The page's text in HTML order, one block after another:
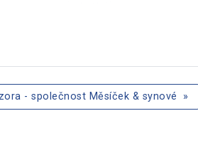
- společnost Měsíček & synové »